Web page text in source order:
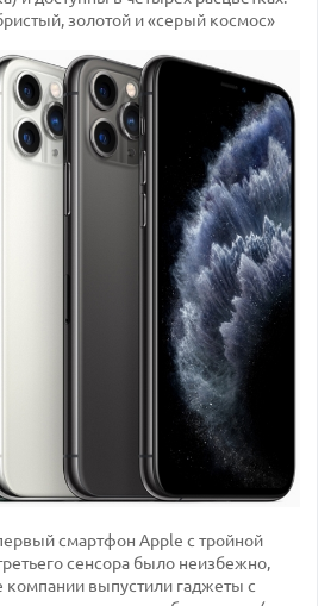
золотой и «серый космос»
смартфон Apple с тройной
сенсора было неизбежно,
компании выпустили гаджеты с